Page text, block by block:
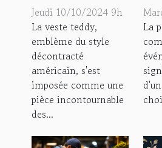
veste teddy dans
votre garde-
robe
quotidienne
Jeudi 10/10/2024 9h
La veste teddy,
emblème du style
décontracté
américain, s'est
imposée comme une
pièce incontournable
des...
de
La